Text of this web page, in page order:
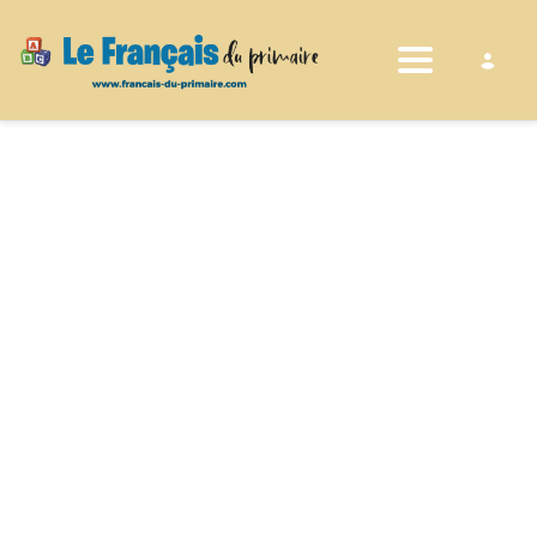
Toggle